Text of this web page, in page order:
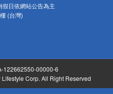
日依網站公告為主
(台灣)
122662550-00000-6
Corp. All Right Reserved